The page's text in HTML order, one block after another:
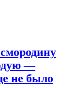
—
не было